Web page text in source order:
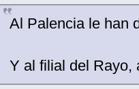
Al Palencia le han
Y al filial del Rayo,